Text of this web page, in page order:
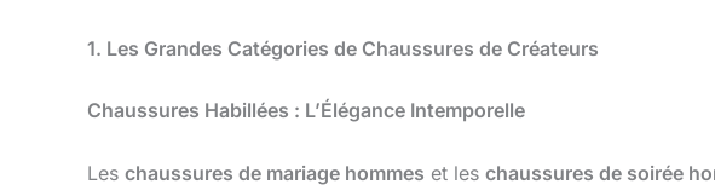
1. Les Grandes Catégories de Chaussures de Créateurs
Chaussures Habillées : L’Élégance Intemporelle
Les chaussures de mariage hommes et les chaussures de soirée